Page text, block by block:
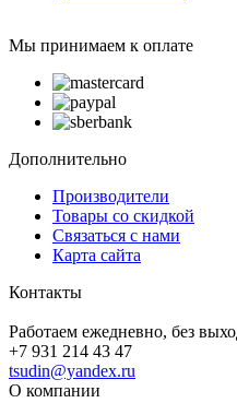
Мы принимаем к оплате
Дополнительно
Производители
Товары со скидкой
Связаться с нами
Карта сайта
Контакты
Работаем ежедневно, без
+7 931 214 43 47
tsudin@yandex.ru
О компании